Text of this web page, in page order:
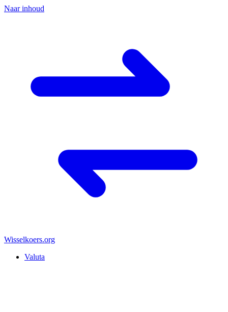
Naar inhoud
Wisselkoers.org
Valuta